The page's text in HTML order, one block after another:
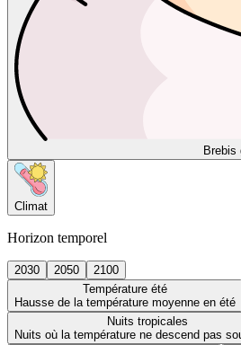
Brebis
Climat
Horizon temporel
2030 2050
2100
Température été
Hausse de la température moyenne en été
Nuits tropicales
Nuits où la température ne descend pas